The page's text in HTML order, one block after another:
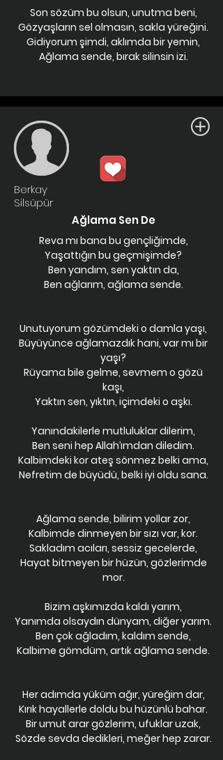
Son sözüm bu olsun, unutma beni,
Gözyaşların sel olmasın, sakla yüreğini.
Gidiyorum şimdi, aklımda bir yemin,
Ağlama sende, bırak silinsin izi.
Berkay
Silsüpür
Ağlama Sen De
Reva mı bana bu gençliğimde,
Yaşattığın bu geçmişimde?
Ben yandım, sen yaktın da,
Ben ağlarım, ağlama sende.
Unutuyorum gözümdeki o damla yaşı,
Büyüyünce ağlamazdık hani, var mı bir
yaşı?
Rüyama bile gelme, sevmem o gözü
kaşı,
Yaktın sen, yıktın, içimdeki o aşkı.
Yanındakilerle mutluluklar dilerim,
Ben seni hep Allah’ımdan diledim.
Kalbimdeki kor ateş sönmez belki ama,
Nefretim de büyüdü, belki iyi oldu sana.
Ağlama sende, bilirim yollar zor,
Kalbimde dinmeyen bir sızı var, kor.
Sakladım acıları, sessiz gecelerde,
Hayat bitmeyen bir hüzün, gözlerimde
mor.
Bizim aşkımızda kaldı yarım,
Yanımda olsaydın dünyam, diğer yarım.
Ben çok ağladım, kaldım sende,
Kalbime gömdüm, artık ağlama sende.
Her adımda yüküm ağır, yüreğim dar,
Kırık hayallerle doldu bu hüzünlü bahar.
Bir umut arar gözlerim, ufuklar uzak,
Sözde sevda dedikleri, meğer hep zarar.